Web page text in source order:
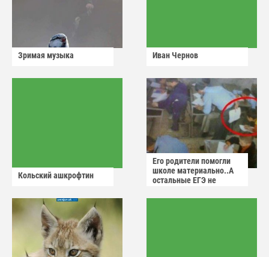
Зримая музыка Иван Чернов
Кольский ашкрофтин
Его родители помогли
школе материально..А
остальные ЕГЭ не